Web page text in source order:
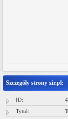
pościeli dziecięcej --
Szczegóły strony xir.pl:
ID:
Tytuł: